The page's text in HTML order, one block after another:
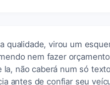
qualidade, virou um
nem fazer
não caberá num só
antes de confiar seu